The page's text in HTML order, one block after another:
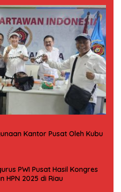
Kantor Pusat Oleh Kubu
PWI Pusat Hasil Kongres
HPN 2025 di Riau